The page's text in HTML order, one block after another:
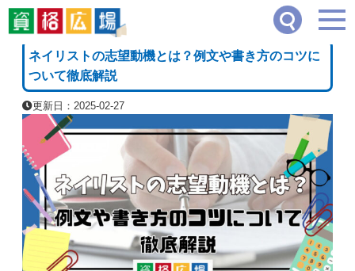
資格広場≫ 美容・ファッション・アクセサリー系 ネイリストの志望動機とは？例
[PR]
ネイリストの志望動機とは？例文や書き方のコツに
ついて徹底解説
更新日：2025-02-27